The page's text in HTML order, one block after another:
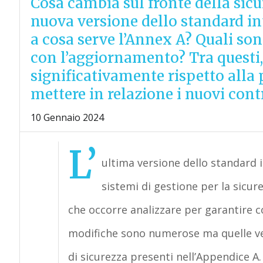
nuova versione dello standard
a cosa serve l’Annex A? Quali
con l’aggiornamento? Tra
significativamente rispetto alla
mettere in relazione i nuovi
10 Gennaio 2024
L’ ultima versione dello standard
sistemi di gestione per la
che occorre analizzare per garantire
modifiche sono numerose ma quelle
di sicurezza presenti nell’Appendice A.